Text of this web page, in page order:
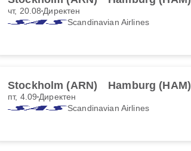
чт, 20.08 Директен
Scandinavian Airlines
Stockholm (ARN) Hamburg (HAM)
пт, 4.09 Директен
Scandinavian Airlines